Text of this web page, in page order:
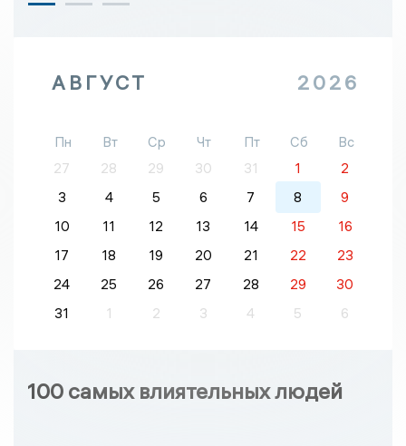
АВГУСТ 2026
Пн Вт Ср Чт Пт Сб
Вс
27
28 29 30 31 1
2
3
4 5 6 7 8
9
10
11 12 13 14 15
16
17
18 19 20 21 22
23
24
25 26 27 28 29
30
31
1 2 3 4 5 6
100 самых влиятельных людей